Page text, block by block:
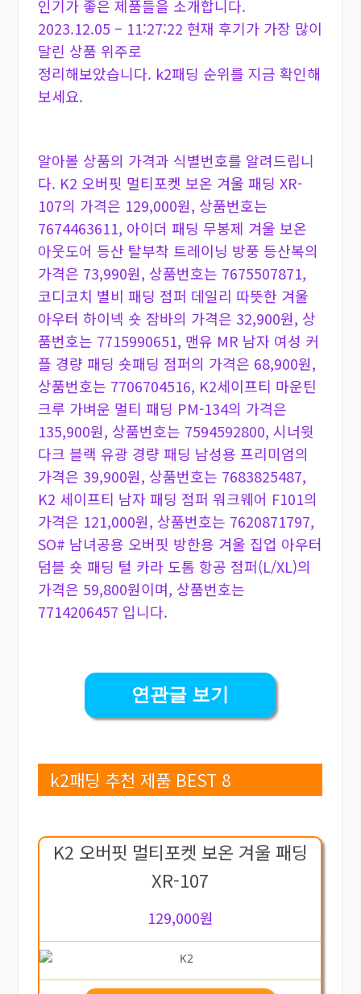
인기가 좋은 제품들을 소개합니다.
2023.12.05 – 11:27:22 현재 후기가 가장 많이
달린 상품 위주로
정리해보았습니다. k2패딩 순위를 지금 확인해
보세요.
알아볼 상품의 가격과 식별번호를 알려드립니
다. K2 오버핏 멀티포켓 보온 겨울 패딩 XR-
107의 가격은 129,000원, 상품번호는
7674463611, 아이더 패딩 무봉제 겨울 보온
아웃도어 등산 탈부착 트레이닝 방풍 등산복의
가격은 73,990원, 상품번호는 7675507871,
코디코치 별비 패딩 점퍼 데일리 따뜻한 겨울
아우터 하이넥 숏 잠바의 가격은 32,900원, 상
품번호는 7715990651, 맨유 MR 남자 여성 커
플 경량 패딩 숏패딩 점퍼의 가격은 68,900원,
상품번호는 7706704516, K2세이프티 마운틴
크루 가벼운 멀티 패딩 PM-134의 가격은
135,900원, 상품번호는 7594592800, 시너윗
다크 블랙 유광 경량 패딩 남성용 프리미엄의
가격은 39,900원, 상품번호는 7683825487,
K2 세이프티 남자 패딩 점퍼 워크웨어 F101의
가격은 121,000원, 상품번호는 7620871797,
SO# 남녀공용 오버핏 방한용 겨울 집업 아우터
덤블 숏 패딩 털 카라 도톰 항공 점퍼(L/XL)의
가격은 59,800원이며, 상품번호는
7714206457 입니다.
연관글 보기
k2패딩 추천 제품 BEST 8
K2 오버핏 멀티포켓 보온 겨울 패딩
XR-107
129,000원